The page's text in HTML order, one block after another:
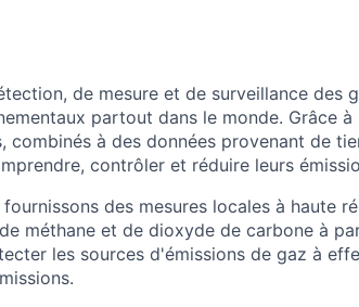
de mesure et de surveillance des
partout dans le monde. Grâce à
à des données provenant de
contrôler et réduire leurs
des mesures locales à haute
méthane et de dioxyde de carbone à
les sources d'émissions de gaz à